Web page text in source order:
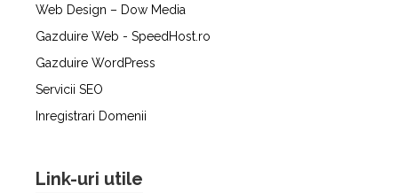
Web Design – Dow Media
Gazduire Web - SpeedHost.ro
Gazduire WordPress
Servicii SEO
Inregistrari Domenii
Link-uri utile